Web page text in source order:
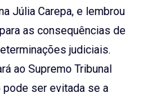
Júlia Carepa, e lembrou
as consequências de
judiciais.
ao Supremo Tribunal
pode ser evitada se a